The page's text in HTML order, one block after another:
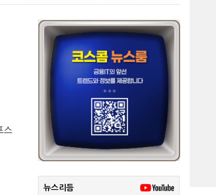
스
뉴스리듬